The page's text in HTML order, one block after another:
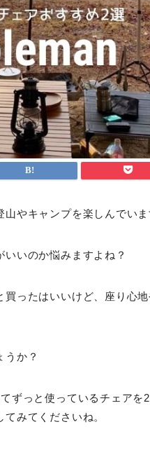
やキャンプを楽しんでいま
いのか悩みますよね？
ったはいいけど、座り心
うか？
ずっと使っているチェアを
みてくださいね。